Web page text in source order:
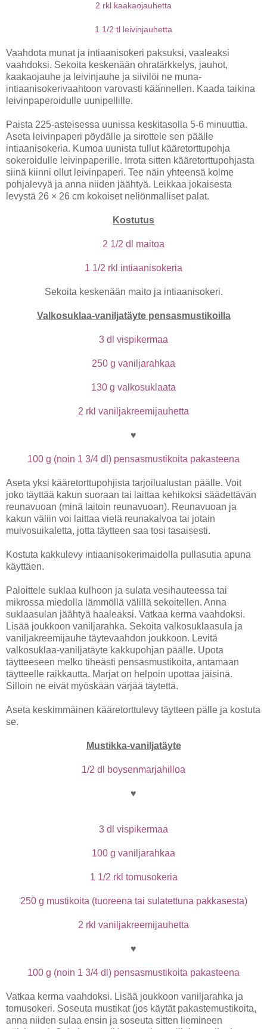
2 rkl kaakaojauhetta
1 1/2 tl leivinjauhetta
Vaahdota munat ja intiaanisokeri paksuksi, vaaleaksi
vaahdoksi. Sekoita keskenään ohratärkkelys, jauhot,
kaakaojauhe ja leivinjauhe ja siivilöi ne muna-
intiaanisokerivaahtoon varovasti käännellen. Kaada taikina
leivinpaperoidulle uunipellille.
Paista 225-asteisessa uunissa keskitasolla 5-6 minuuttia.
Aseta leivinpaperi pöydälle ja sirottele sen päälle
intiaanisokeria. Kumoa uunista tullut kääretorttupohja
sokeroidulle leivinpaperille. Irrota sitten kääretorttupohjasta
siinä kiinni ollut leivinpaperi. Tee näin yhteensä kolme
pohjalevyä ja anna niiden jäähtyä. Leikkaa jokaisesta
levystä 26 × 26 cm kokoiset neliönmalliset palat.
Kostutus
2 1/2 dl maitoa
1 1/2 rkl intiaanisokeria
Sekoita keskenään maito ja intiaanisokeri.
Valkosuklaa-vaniljatäyte pensasmustikoilla
3 dl vispikermaa
250 g vaniljarahkaa
130 g valkosuklaata
2 rkl vaniljakreemijauhetta
♥
100 g (noin 1 3/4 dl) pensasmustikoita pakasteena
Aseta yksi kääretorttupohjista tarjoilualustan päälle. Voit
joko täyttää kakun suoraan tai laittaa kehikoksi säädettävän
reunavuoan (minä laitoin reunavuoan). Reunavuoan ja
kakun väliin voi laittaa vielä reunakalvoa tai jotain
muivosuikaletta, jotta täytteen saa tosi tasaisesti.
Kostuta kakkulevy intiaanisokerimaidolla pullasutia apuna
käyttäen.
Paloittele suklaa kulhoon ja sulata vesihauteessa tai
mikrossa miedolla lämmöllä välillä sekoitellen. Anna
suklaasulan jäähtyä haaleaksi. Vatkaa kerma vaahdoksi.
Lisää joukkoon vaniljarahka. Sekoita valkosuklaasula ja
vaniljakreemijauhe täytevaahdon joukkoon. Levitä
valkosuklaa-vaniljatäyte kakkupohjan päälle. Upota
täytteeseen melko tiheästi pensasmustikoita, antamaan
täytteelle raikkautta. Marjat on helpoin upottaa jäisinä.
Silloin ne eivät myöskään värjää täytettä.
Aseta keskimmäinen kääretorttulevy täytteen pälle ja kostuta
se.
Mustikka-vaniljatäyte
1/2 dl boysenmarjahilloa
♥
3 dl vispikermaa
100 g vaniljarahkaa
1 1/2 rkl tomusokeria
250 g mustikoita (tuoreena tai sulatettuna pakkasesta)
2 rkl vaniljakreemijauhetta
♥
100 g (noin 1 3/4 dl) pensasmustikoita pakasteena
Vatkaa kerma vaahdoksi. Lisää joukkoon vaniljarahka ja
tomusokeri. Soseuta mustikat (jos käytät pakastemustikoita,
anna niiden sulaa ensin ja soseuta sitten liemineen